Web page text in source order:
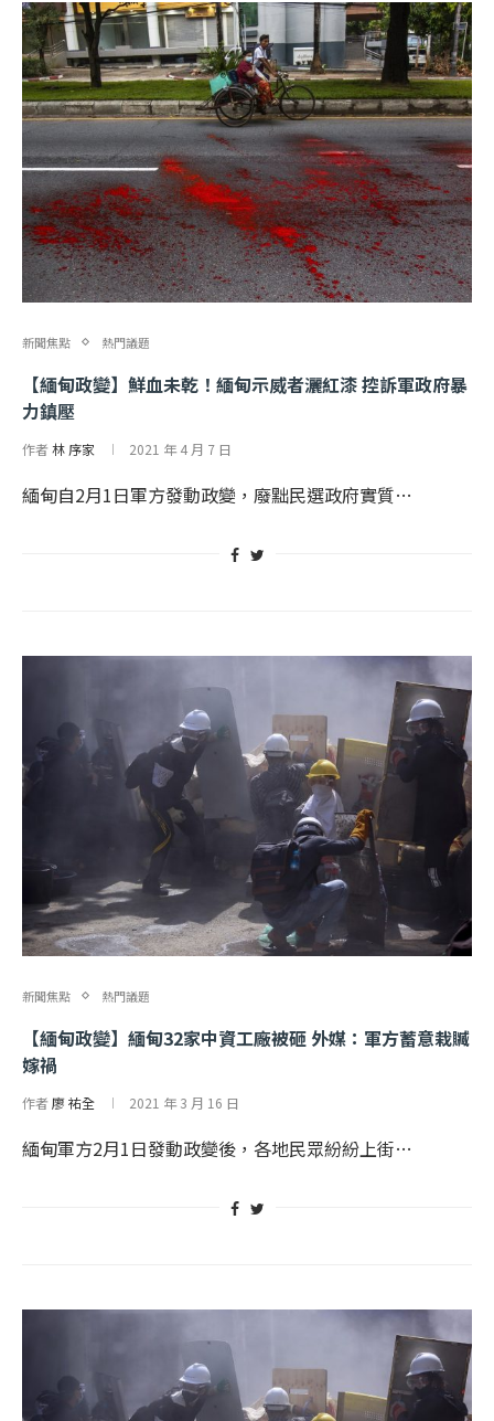
新聞焦點 熱門議題
【緬甸政變】鮮血未乾！緬甸示威者灑紅漆 控訴軍政府暴
力鎮壓
作者林 序家 2021 年 4 月 7 日
緬甸自2月1日軍方發動政變，廢黜民選政府實質…
新聞焦點 熱門議題
【緬甸政變】緬甸32家中資工廠被砸 外媒：軍方蓄意栽贓
嫁禍
作者廖 祐全 2021 年 3 月 16 日
緬甸軍方2月1日發動政變後，各地民眾紛紛上街…